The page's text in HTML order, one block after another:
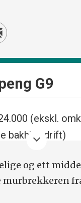
G9
(ekskl.
bakhjulsdrift)
og ett